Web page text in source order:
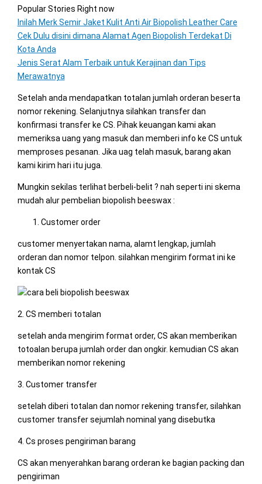
Popular Stories Right now
Inilah Merk Semir Jaket Kulit Anti Air Biopolish Leather Care
Cek Dulu disini dimana Alamat Agen Biopolish Terdekat Di
Kota Anda
Jenis Serat Alam Terbaik untuk Kerajinan dan Tips
Merawatnya
Setelah anda mendapatkan totalan jumlah orderan beserta
nomor rekening. Selanjutnya silahkan transfer dan
konfirmasi transfer ke CS. Pihak keuangan kami akan
memeriksa uang yang masuk dan memberi info ke CS untuk
memproses pesanan. Jika uag telah masuk, barang akan
kami kirim hari itu juga.
Mungkin sekilas terlihat berbeli-belit ? nah seperti ini skema
mudah alur pembelian biopolish beeswax :
Customer order
customer menyertakan nama, alamt lengkap, jumlah
orderan dan nomor telpon. silahkan mengirim format ini ke
kontak CS
2. CS memberi totalan
setelah anda mengirim format order, CS akan memberikan
totoalan berupa jumlah order dan ongkir. kemudian CS akan
memberikan nomor rekening
3. Customer transfer
setelah diberi totalan dan nomor rekening transfer, silahkan
customer transfer sejumlah nominal yang disebutka
4. Cs proses pengiriman barang
CS akan menyerahkan barang orderan ke bagian packing dan
pengiriman